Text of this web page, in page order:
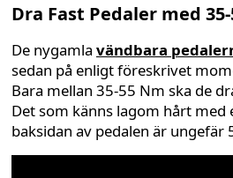
Dra Fast Pedaler med
De nygamla vändbara
sedan på enligt föreskrivet
Bara mellan 35-55 Nm ska de
Det som känns lagom hårt med
baksidan av pedalen är ungefär